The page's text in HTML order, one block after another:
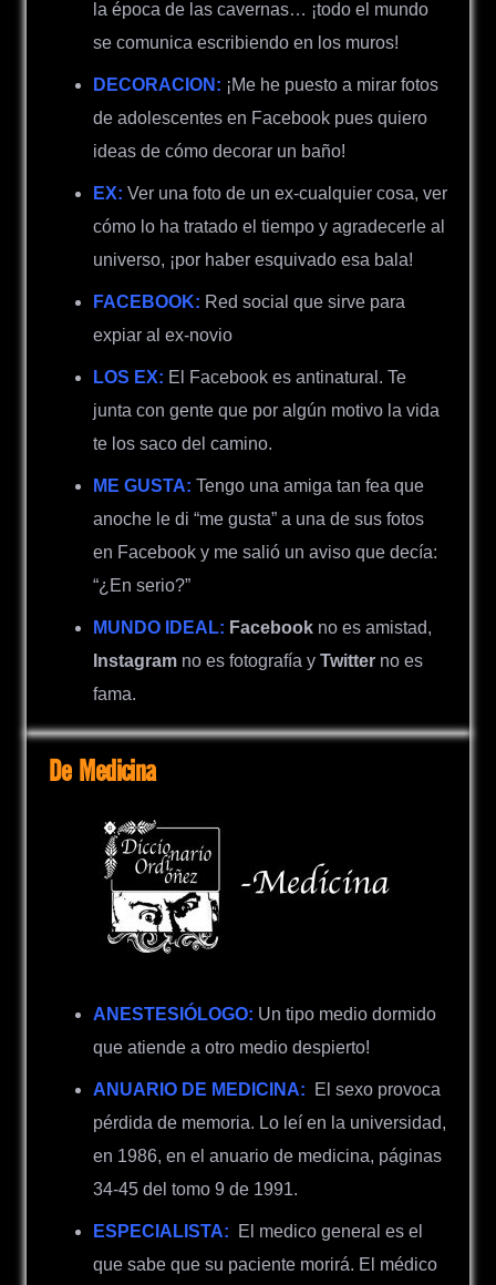
la época de las cavernas… ¡todo el mundo
se comunica escribiendo en los muros!
DECORACION: ¡Me he puesto a mirar fotos
de adolescentes en Facebook pues quiero
ideas de cómo decorar un baño!
EX: Ver una foto de un ex-cualquier cosa, ver
cómo lo ha tratado el tiempo y agradecerle al
universo, ¡por haber esquivado esa bala!
FACEBOOK: Red social que sirve para
expiar al ex-novio
LOS EX: El Facebook es antinatural. Te
junta con gente que por algún motivo la vida
te los saco del camino.
ME GUSTA: Tengo una amiga tan fea que
anoche le di “me gusta” a una de sus fotos
en Facebook y me salió un aviso que decía:
“¿En serio?”
MUNDO IDEAL: Facebook no es amistad,
Instagram no es fotografía y Twitter no es
fama.
De Medicina
ANESTESIÓLOGO: Un tipo medio dormido
que atiende a otro medio despierto!
ANUARIO DE MEDICINA: El sexo provoca
pérdida de memoria. Lo leí en la universidad,
en 1986, en el anuario de medicina, páginas
34-45 del tomo 9 de 1991.
ESPECIALISTA:
El medico general es el
que sabe que su paciente morirá. El médico